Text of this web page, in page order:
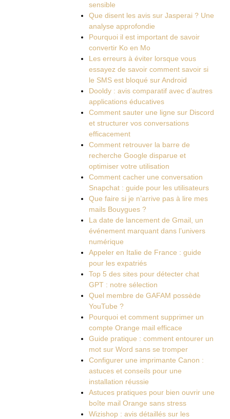
sensible
Que disent les avis sur Jasperai ? Une
analyse approfondie
Pourquoi il est important de savoir
convertir Ko en Mo
Les erreurs à éviter lorsque vous
essayez de savoir comment savoir si
le SMS est bloqué sur Android
Dooldy : avis comparatif avec d’autres
applications éducatives
Comment sauter une ligne sur Discord
et structurer vos conversations
efficacement
Comment retrouver la barre de
recherche Google disparue et
optimiser votre utilisation
Comment cacher une conversation
Snapchat : guide pour les utilisateurs
Que faire si je n’arrive pas à lire mes
mails Bouygues ?
La date de lancement de Gmail, un
événement marquant dans l’univers
numérique
Appeler en Italie de France : guide
pour les expatriés
Top 5 des sites pour détecter chat
GPT : notre sélection
Quel membre de GAFAM possède
YouTube ?
Pourquoi et comment supprimer un
compte Orange mail efficace
Guide pratique : comment entourer un
mot sur Word sans se tromper
Configurer une imprimante Canon :
astuces et conseils pour une
installation réussie
Astuces pratiques pour bien ouvrir une
boîte mail Orange sans stress
Wizishop : avis détaillés sur les